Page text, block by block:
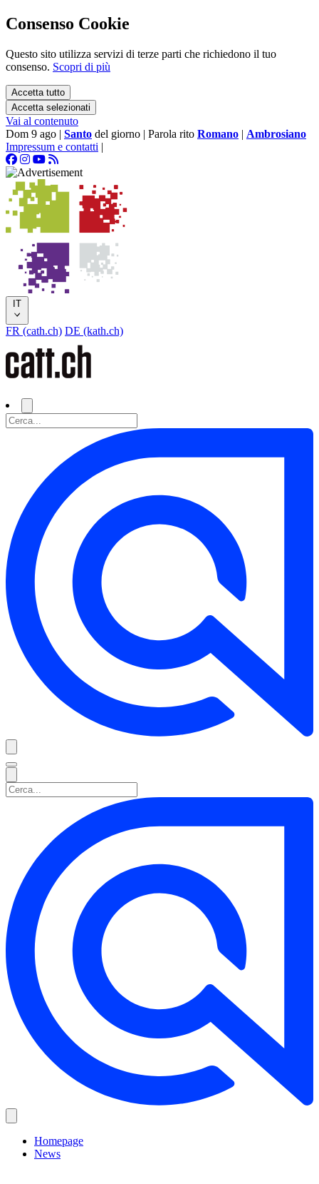
Consenso Cookie
Questo sito utilizza servizi di terze parti che richiedono il tuo
consenso. Scopri di più
Accetta tutto
Accetta selezionati
Vai al contenuto
Dom 9 ago | Santo del giorno | Parola rito Romano | Ambrosiano
Impressum e contatti |
IT
FR (cath.ch) DE (kath.ch)
Homepage
News